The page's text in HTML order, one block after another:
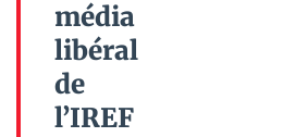
média
libéral
de
l’IREF